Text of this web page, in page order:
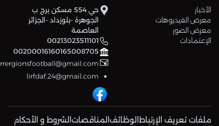
الأخبار
معرض الفيديوهات
معرض الصور
الإعتمادات
حي 554 مسكن برج ب
الجوهرة -بلوزداد -الجزائر
العاصمة
00213023511101
00200016160165008705
lirfdaf.24@gmail.com
ملفات تعريف الإرتباط الوظائف المناقصات الشروط و الأحكام